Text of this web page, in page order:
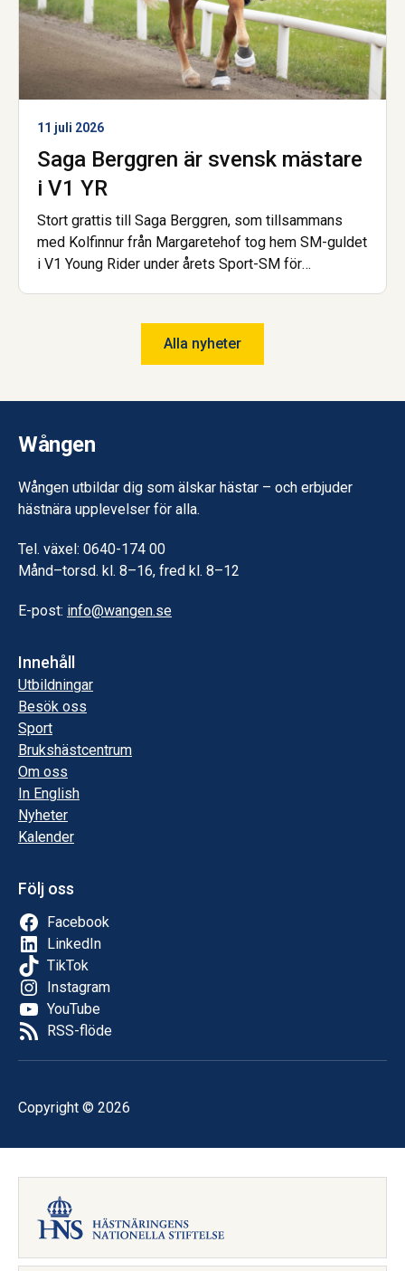
11 juli 2026
Saga Berggren är svensk mästare
i V1 YR
Stort grattis till Saga Berggren, som tillsammans
med Kolfinnur från Margaretehof tog hem SM-guldet
i V1 Young Rider under årets Sport-SM för
och går nu Hovslagarutbildningen, även den på
Alla nyheter
Wången
Wången utbildar dig som älskar hästar – och erbjuder
hästnära upplevelser för alla.
Tel. växel: 0640-174 00
Månd–torsd. kl. 8–16, fred kl. 8–12
E-post: info@wangen.se
Innehåll
Utbildningar
Besök oss
Sport
Brukshästcentrum
Om oss
In English
Nyheter
Kalender
Följ oss
Facebook
LinkedIn
TikTok
Instagram
YouTube
RSS-flöde
Copyright © 2026